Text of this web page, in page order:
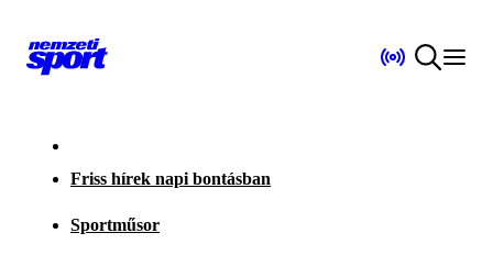
Friss hírek napi bontásban
Sportműsor